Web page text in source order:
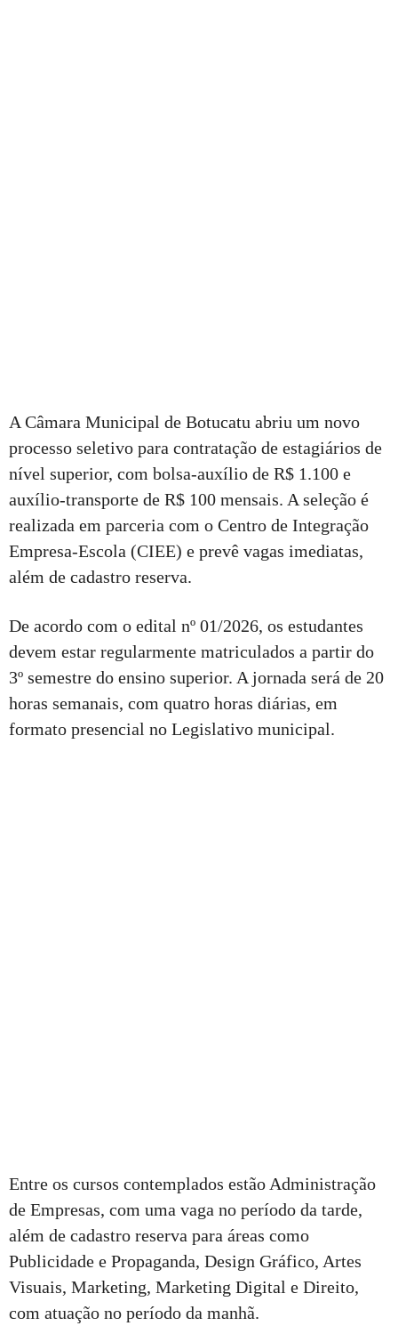
A Câmara Municipal de Botucatu abriu um novo
processo seletivo para contratação de estagiários de
nível superior, com bolsa-auxílio de R$ 1.100 e
auxílio-transporte de R$ 100 mensais. A seleção é
realizada em parceria com o Centro de Integração
Empresa-Escola (CIEE) e prevê vagas imediatas,
além de cadastro reserva.
De acordo com o edital nº 01/2026, os estudantes
devem estar regularmente matriculados a partir do
3º semestre do ensino superior. A jornada será de 20
horas semanais, com quatro horas diárias, em
formato presencial no Legislativo municipal.
Entre os cursos contemplados estão Administração
de Empresas, com uma vaga no período da tarde,
além de cadastro reserva para áreas como
Publicidade e Propaganda, Design Gráfico, Artes
Visuais, Marketing, Marketing Digital e Direito,
com atuação no período da manhã.